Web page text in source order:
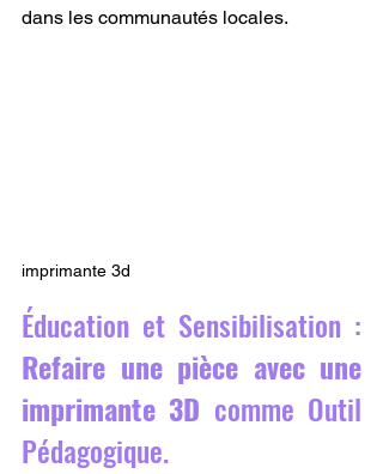
dans les communautés locales.
imprimante 3d
Refaire une pièce avec une
imprimante 3D comme Outil
Pédagogique.